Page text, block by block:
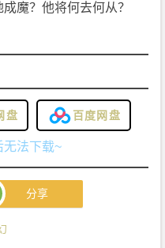
魔？他将何去何从？
盘 百度网盘
无法下载~
分享